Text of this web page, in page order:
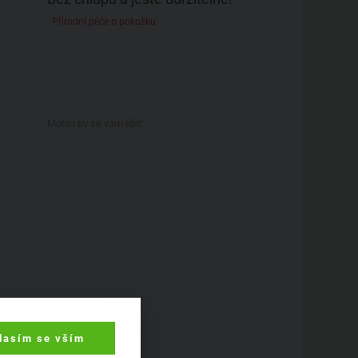
Přírodní péče o pokožku
se vším